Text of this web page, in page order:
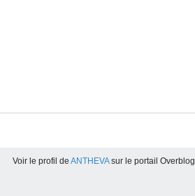
Voir le profil de ANTHEVAsur le portail Overblog